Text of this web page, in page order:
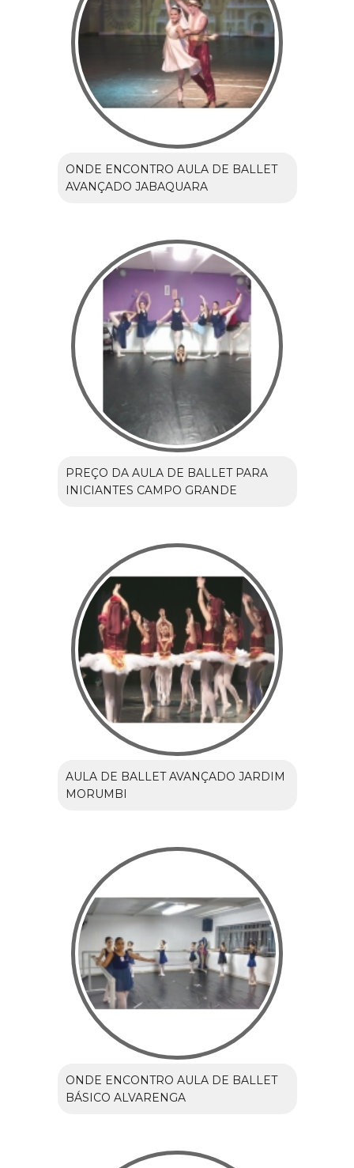
ONDE ENCONTRO AULA DE BALLET
AVANÇADO JABAQUARA
PREÇO DA AULA DE BALLET PARA
INICIANTES CAMPO GRANDE
AULA DE BALLET AVANÇADO JARDIM
MORUMBI
ONDE ENCONTRO AULA DE BALLET
BÁSICO ALVARENGA